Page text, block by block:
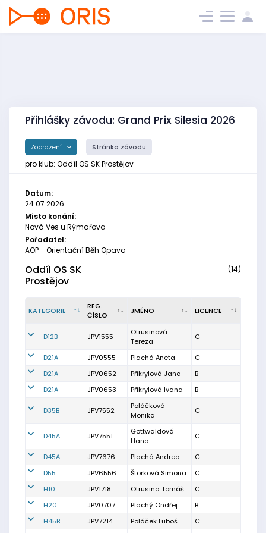
Přihlášky závodu: Grand Prix Silesia 2026
Zobrazení Stránka závodu
pro klub: Oddíl OS SK Prostějov
Datum:
24.07.2026
Místo konání:
Nová Ves u Rýmařova
Pořadatel:
AOP - Orientační Běh Opava
Oddíl OS SK
Prostějov
(14)
KATEGORIE
REG.
ČÍSLO
JMÉNO LICENCE
D12B JPV1555
Otrusinová
Tereza
C
D21A JPV0555 Plachá Aneta
C
D21A
JPV0652 Přikrylová Jana
B
D21A
JPV0653 Přikrylová Ivana B
D35B JPV7552
Poláčková
Monika
C
D45A JPV7551
Gottwaldová
Hana
C
D45A JPV7676 Plachá Andrea
C
D55
JPV6556 Štorková Simona
C
H10
JPV1718 Otrusina Tomáš
C
H20
JPV0707 Plachý Ondřej
B
H45B
JPV7214 Poláček Luboš
C